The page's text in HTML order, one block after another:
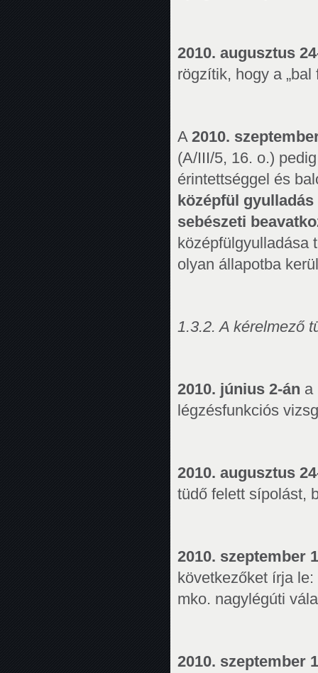
2010. augusztus
rögzítik, hogy a
A 2010.
(A/III/5, 16. o.)
érintettséggel és
középfül
sebészeti
középfülgyulladása
olyan állapotba
1.3.2. A kérelmező
2010. június 2-án a
légzésfunkciós
2010. augusztus
tüdő felett sípolást,
2010. szeptember
következőket írja
mko. nagylégúti
2010. szeptember